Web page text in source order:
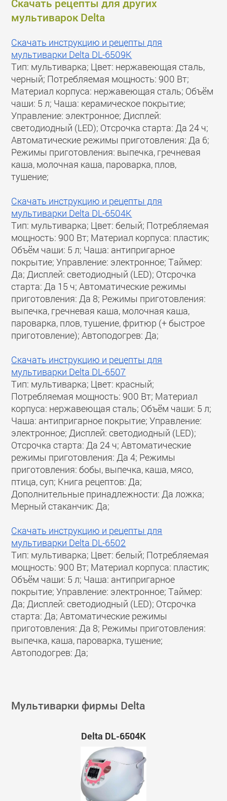
Скачать рецепты для других
мультиварок Delta
Скачать инструкцию и рецепты для
мультиварки Delta DL-6509K
Тип: мультиварка; Цвет: нержавеющая сталь,
черный; Потребляемая мощность: 900 Вт;
Материал корпуса: нержавеющая сталь; Объём
чаши: 5 л; Чаша: керамическое покрытие;
Управление: электронное; Дисплей:
светодиодный (LED); Отсрочка старта: Да 24 ч;
Автоматические режимы приготовления: Да 6;
Режимы приготовления: выпечка, гречневая
каша, молочная каша, пароварка, плов,
тушение;
Скачать инструкцию и рецепты для
мультиварки Delta DL-6504K
Тип: мультиварка; Цвет: белый; Потребляемая
мощность: 900 Вт; Материал корпуса: пластик;
Объём чаши: 5 л; Чаша: антипригарное
покрытие; Управление: электронное; Таймер:
Да; Дисплей: светодиодный (LED); Отсрочка
старта: Да 15 ч; Автоматические режимы
приготовления: Да 8; Режимы приготовления:
выпечка, гречневая каша, молочная каша,
пароварка, плов, тушение, фритюр (+ быстрое
приготовление); Автоподогрев: Да;
Скачать инструкцию и рецепты для
мультиварки Delta DL-6507
Тип: мультиварка; Цвет: красный;
Потребляемая мощность: 900 Вт; Материал
корпуса: нержавеющая сталь; Объём чаши: 5 л;
Чаша: антипригарное покрытие; Управление:
электронное; Дисплей: светодиодный (LED);
Отсрочка старта: Да 24 ч; Автоматические
режимы приготовления: Да 4; Режимы
приготовления: бобы, выпечка, каша, мясо,
птица, суп; Книга рецептов: Да;
Дополнительные принадлежности: Да ложка;
Мерный стаканчик: Да;
Скачать инструкцию и рецепты для
мультиварки Delta DL-6502
Тип: мультиварка; Цвет: белый; Потребляемая
мощность: 900 Вт; Материал корпуса: пластик;
Объём чаши: 5 л; Чаша: антипригарное
покрытие; Управление: электронное; Таймер:
Да; Дисплей: светодиодный (LED); Отсрочка
старта: Да; Автоматические режимы
приготовления: Да 8; Режимы приготовления:
выпечка, каша, пароварка, тушение;
Автоподогрев: Да;
Мультиварки фирмы Delta
Delta DL-6504K